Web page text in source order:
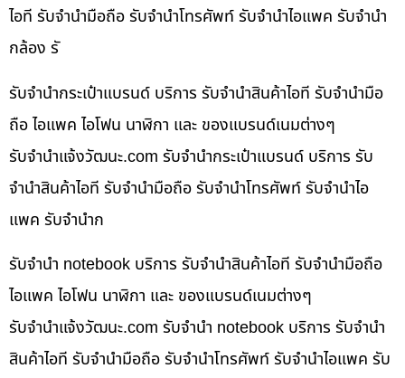
ไอที รับจำนำมือถือ รับจำนำโทรศัพท์ รับจำนำไอแพค รับจำนำ
กล้อง รั
รับจำนำกระเป๋าแบรนด์ บริการ รับจำนำสินค้าไอที รับจำนำมือ
ถือ ไอแพค ไอโฟน นาฬิกา และ ของแบรนด์เนมต่างๆ
รับจํานําแจ้งวัฒนะ.com รับจำนำกระเป๋าแบรนด์ บริการ รับ
จำนำสินค้าไอที รับจำนำมือถือ รับจำนำโทรศัพท์ รับจำนำไอ
แพค รับจำนำก
รับจำนำ notebook บริการ รับจำนำสินค้าไอที รับจำนำมือถือ
ไอแพค ไอโฟน นาฬิกา และ ของแบรนด์เนมต่างๆ
รับจํานําแจ้งวัฒนะ.com รับจำนำ notebook บริการ รับจำนำ
สินค้าไอที รับจำนำมือถือ รับจำนำโทรศัพท์ รับจำนำไอแพค รับ